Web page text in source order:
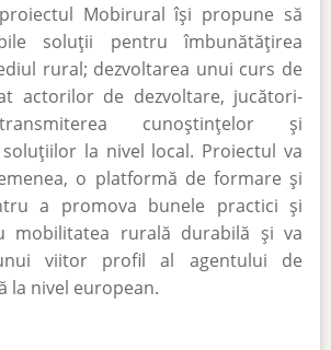
Mobirural își propune să
soluții pentru îmbunătățirea
rural; dezvoltarea unui curs de
actorilor de dezvoltare, jucători-
cunoștințelor și
la nivel local. Proiectul va
o platformă de formare și
a promova bunele practici și
mobilitatea rurală durabilă și va
viitor profil al agentului de
la nivel european.